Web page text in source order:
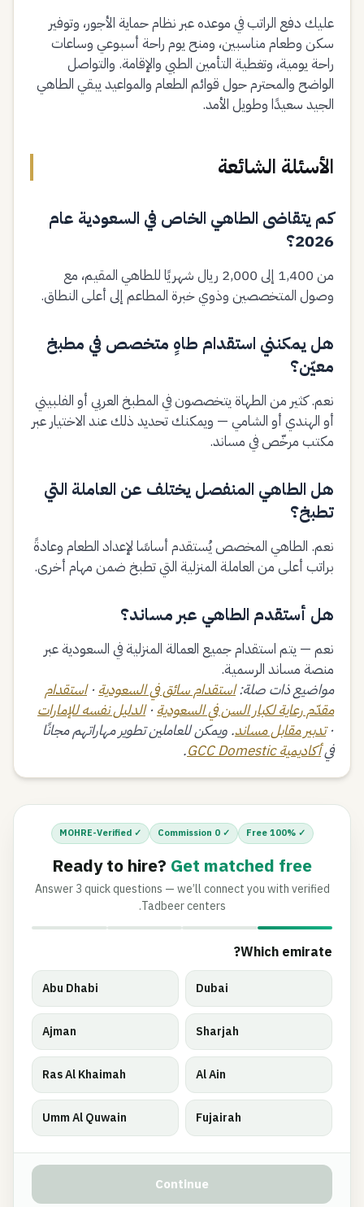
عليك دفع الراتب في موعده عبر نظام حماية الأجور، وتوفير
سكن وطعام مناسبين، ومنح يوم راحة أسبوعي وساعات
راحة يومية، وتغطية التأمين الطبي والإقامة. والتواصل
الواضح والمحترم حول قوائم الطعام والمواعيد يبقي الطاهي
الجيد سعيدًا وطويل الأمد.
الأسئلة الشائعة
كم يتقاضى الطاهي الخاص في السعودية عام
2026؟
من 1,400 إلى 2,000 ريال شهريًا للطاهي المقيم، مع
وصول المتخصصين وذوي خبرة المطاعم إلى أعلى النطاق.
هل يمكنني استقدام طاهٍ متخصص في مطبخ
معيّن؟
نعم. كثير من الطهاة يتخصصون في المطبخ العربي أو الفلبيني
أو الهندي أو الشامي — ويمكنك تحديد ذلك عند الاختيار عبر
مكتب مرخّص في مساند.
هل الطاهي المنفصل يختلف عن العاملة التي
تطبخ؟
نعم. الطاهي المخصص يُستقدم أساسًا لإعداد الطعام وعادةً
براتب أعلى من العاملة المنزلية التي تطبخ ضمن مهام أخرى.
هل أستقدم الطاهي عبر مساند؟
نعم — يتم استقدام جميع العمالة المنزلية في السعودية عبر
منصة مساند الرسمية.
مواضيع ذات صلة:استقدام سائق في السعودية·استقدام
مقدّم رعاية لكبار السن في السعودية·الدليل نفسه للإمارات
·تدبير مقابل مساند. ويمكن للعاملين تطوير مهاراتهم مجانًا
فيأكاديمية GCC Domestic .
✓ 100% Free
✓ 0 Commission
✓ MOHRE-Verified
Ready to hire? Get matched free
Answer 3 quick questions — we’ll connect you with verified
Tadbeer centers.
Which emirate?
Dubai
Abu Dhabi
Sharjah
Ajman
Al Ain
Ras Al Khaimah
Fujairah
Umm Al Quwain
Continue